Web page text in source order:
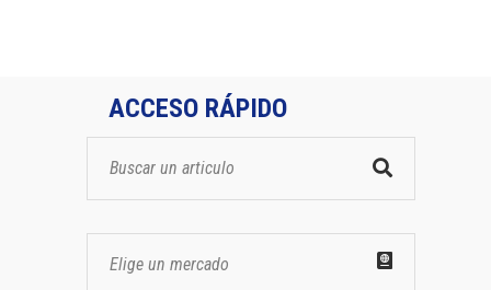
ACCESO RÁPIDO
Elige un mercado